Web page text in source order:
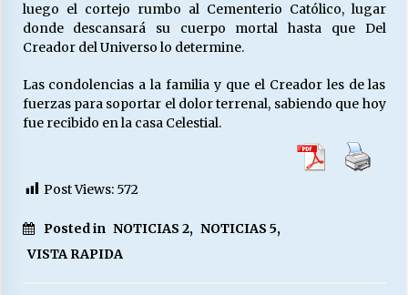
luego el cortejo rumbo al Cementerio Católico, lugar
donde descansará su cuerpo mortal hasta que Del
Creador del Universo lo determine.
Las condolencias a la familia y que el Creador les de las
fuerzas para soportar el dolor terrenal, sabiendo que hoy
fue recibido en la casa Celestial.
Post Views: 572
Posted in NOTICIAS 2, NOTICIAS 5,
VISTA RAPIDA